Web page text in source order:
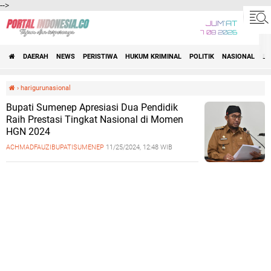
-->
JUM'AT
7 08 2026
DAERAH NEWS PERISTIWA HUKUM KRIMINAL POLITIK NASIONAL
› harigurunasional
Bupati Sumenep Apresiasi Dua Pendidik
Raih Prestasi Tingkat Nasional di Momen
HGN 2024
ACHMADFAUZIBUPATISUMENEP 11/25/2024, 12:48 WIB